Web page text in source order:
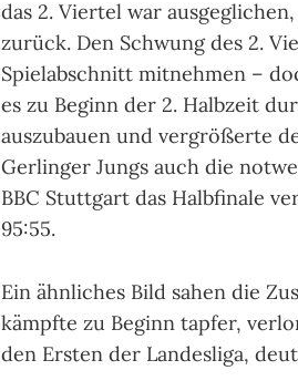
das 2. Viertel war
zurück. Den Schwung des 2.
Spielabschnitt mitnehmen –
es zu Beginn der 2. Halbzeit
auszubauen und vergrößerte
Gerlinger Jungs auch die
BBC Stuttgart das Halbfinale
95:55.
Ein ähnliches Bild sahen die
kämpfte zu Beginn tapfer,
den Ersten der Landesliga,